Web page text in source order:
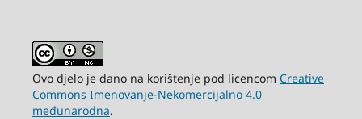
Ovo djelo je dano na korištenje pod licencom Creative
Commons Imenovanje-Nekomercijalno 4.0
međunarodna.